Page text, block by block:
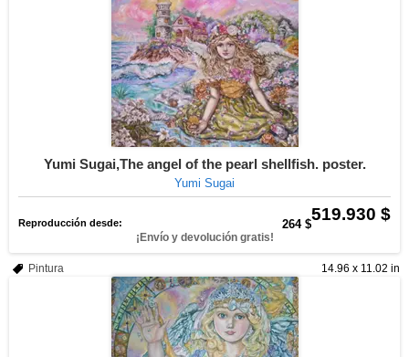
Yumi Sugai,The angel of the pearl shellfish. poster.
Yumi Sugai
519.930 $
Reproducción desde: 264 $
¡Envío y devolución gratis!
14.96 x 11.02 in
Pintura